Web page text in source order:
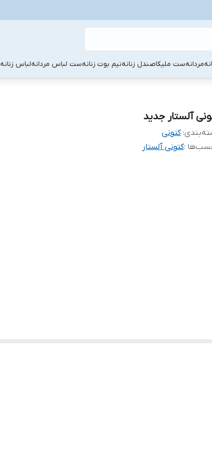
مردانهست ملیکاصندل زنانهنیم بوت زنانهست لباس مردانهلباس زنانه
آلستار جدید
:کتونی
:کتونی آلستار